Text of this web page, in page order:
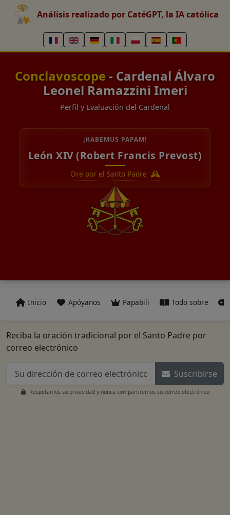
Análisis realizado por CatéGPT, la IA católica
Conclavoscope - Cardenal Álvaro
Leonel Ramazzini Imeri
Perfil y Evaluación del Cardenal
¡HABEMUS PAPAM!
León XIV (Robert Francis Prevost)
Ore por el Santo Padre
Inicio Apóyanos Papabili Todo sobre
Reciba la oración tradicional por el Santo Padre por
correo electrónico
Suscribirse
Respetamos su privacidad y nunca compartiremos su correo electrónico